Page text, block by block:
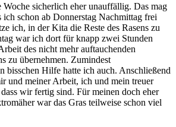
Woche sicherlich eher unauffällig. Das mag
ich schon ab Donnerstag Nachmittag frei
ich, in der Kita die Reste des Rasens zu
war ich dort für knapp zwei Stunden
des nicht mehr auftauchenden
zu übernehmen. Zumindest
bisschen Hilfe hatte ich auch. Anschließend
und meiner Arbeit, ich und mein treuer
wir fertig sind. Für meinen doch eher
war das Gras teilweise schon viel